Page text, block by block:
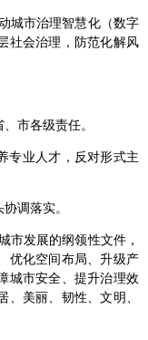
城市治理智慧化（数字
社会治理，防范化解风
市各级责任。
专业人才，反对形式主
调落实。
市发展的纲领性文件，
优化空间布局、升级产
城市安全、提升治理效
美丽、韧性、文明、